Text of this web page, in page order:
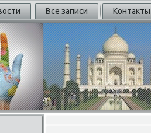
Все записи Контакты